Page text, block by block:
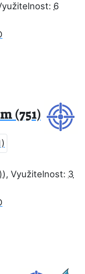
6
(751)
, Využitelnost: 3